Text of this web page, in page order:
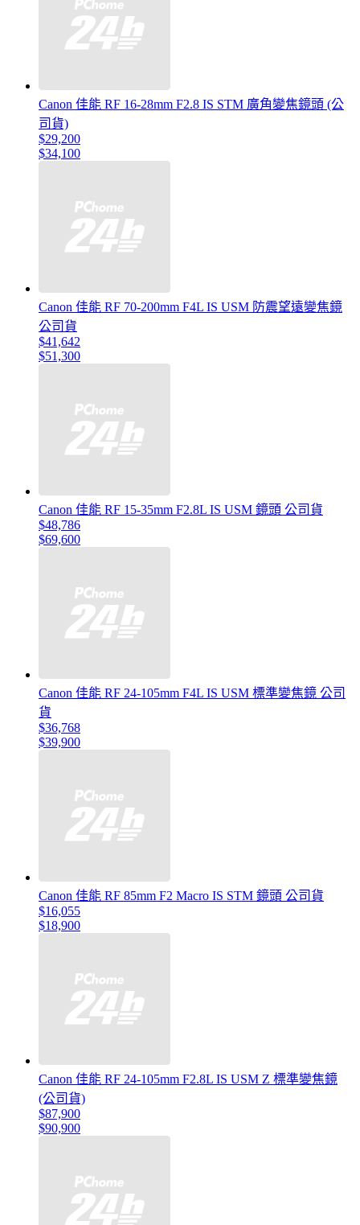
Canon 佳能 RF 16-28mm F2.8 IS STM 廣角變焦鏡頭 (公
司貨)
$29,200
$34,100
Canon 佳能 RF 70-200mm F4L IS USM 防震望遠變焦鏡
公司貨
$41,642
$51,300
Canon 佳能 RF 15-35mm F2.8L IS USM 鏡頭 公司貨
$48,786
$69,600
Canon 佳能 RF 24-105mm F4L IS USM 標準變焦鏡 公司
貨
$36,768
$39,900
Canon 佳能 RF 85mm F2 Macro IS STM 鏡頭 公司貨
$16,055
$18,900
Canon 佳能 RF 24-105mm F2.8L IS USM Z 標準變焦鏡
(公司貨)
$87,900
$90,900